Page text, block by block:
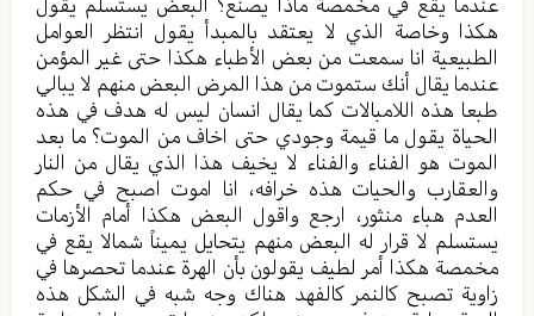
هكذا وخاصة الذي لا يعتقد بالمبدأ يقول انتظر العوامل
الطبيعية انا سمعت من بعض الأطباء هكذا حتى غير المؤمن
عندما يقال أنك ستموت من هذا المرض البعض منهم لا يبالي
طبعا هذه اللامبالات كما يقال انسان ليس له هدف في هذه
الحياة يقول ما قيمة وجودي حتى اخاف من الموت؟ ما بعد
الموت هو الفناء والفناء لا يخيف هذا الذي يقال من النار
والعقارب والحيات هذه خرافه، انا اموت اصبح في حكم
العدم هباء منثور، ارجع واقول البعض هكذا أمام الأزمات
يستسلم لا قرار له البعض منهم يتحايل يميناً شمالا يقع في
مخمصة هكذا أمر لطيف يقولون بأن الهرة عندما تحصرها في
زاوية تصبح كالنمر كالفهد هناك وجه شبه في الشكل هذه